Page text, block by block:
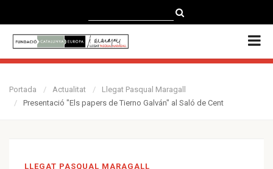
ENGLISH
Portada Actualitat
Llegat Pasqual Maragall
Presentació "Els papers de Tierno Galván" al Saló de Cent
LLEGAT PASQUAL MARAGALL